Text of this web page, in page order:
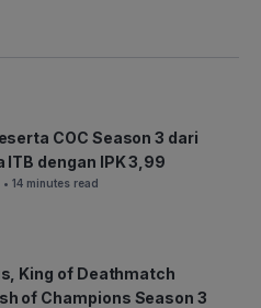
COC Season 3 dari
dengan IPK 3,99
• 14 minutes read
King of Deathmatch
of Champions Season 3